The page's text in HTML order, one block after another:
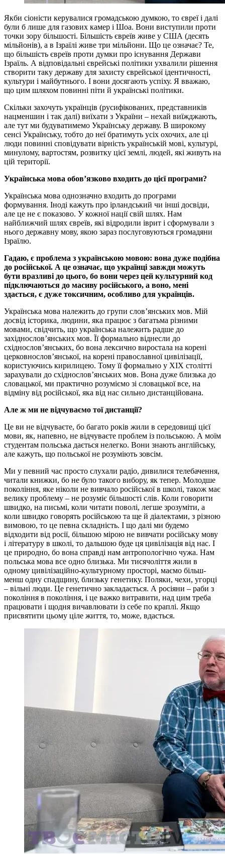
Якби сіоністи керувалися громадською думкою, то євреї і далі
були б лише для газових камер і Шоа. Вони виступили проти
точки зору більшості. Більшість євреїв живе у США (десять
мільйонів), а в Ізраїлі живе три мільйони. Що це означає? Те,
що більшість євреїв проти думки про існування Держави
Ізраїль. А відповідальні єврейські політики ухвалили рішення
створити таку державу для захисту єврейської ідентичності,
культури і майбутнього. І вони досягають успіху. Я вважаю,
що цим шляхом повинні піти й українські політики.
Скільки захочуть українців (русифікованих, представників
нацменшин і так далі) виїхати з України – нехай виїжджають,
але тут ми будуватимемо Українську державу. В широкому
сенсі Українську, тобто до неї братимуть усіх охочих, але ці
люди повинні сповідувати вірність українській мові, культурі,
минулому, вартостям, розвитку цієї землі, людей, які живуть на
цій території.
Українська мова обов’язково входить до цієї програми?
Українська мова однозначно входить до програми
формування. Іноді кажуть про ірландський чи інші досвіди,
але це не є показово. У кожної нації свій шлях. Нам
найближчий шлях євреїв, які відродили іврит і сформували з
нього державну мову, якою зараз послуговуються громадяни
Ізраїлю.
Гадаю, є проблема з українською мовою: вона дуже подібна
до російської. А це означає, що українці завжди можуть
бути вразливі до цього, бо вони через цей культурний код
підключаються до масиву російського, а воно, мені
здається, є дуже токсичним, особливо для українців.
Українська мова належить до групи слов’янських мов. Мій
досвід історика, людини, яка працює з багатьма різними
мовами, свідчить, що українська належить радше до
західнослов’янських мов. Її формально віднесли до
східнослов’янських, бо вона лексично виростала на корені
церковнослов’янської, на корені православної цивілізації,
користуючись кирилицею. Тому її формально у XIX столітті
зарахували до східнослов’янських мов. Вона дуже близька до
словацької, ми практично розуміємо зі словацької все, на
відміну від російської, яка від нас сильно дистанційована.
Але ж ми не відчуваємо тої дистанції?
Це ви не відчуваєте, бо багато років жили в середовищі цієї
мови, як, напевно, не відчуваєте проблем із польською. А моїм
студентам польська дається нелегко. Вони знають англійську,
але кажуть, що польської не розуміють зовсім.
Ми у певний час просто слухали радіо, дивилися телебачення,
читали книжки, бо не було такого вибору, як тепер. Молодше
покоління, яке ніколи не вивчало російської в школі, також має
велику проблему – не розуміє більшості слів. Коли говорити
швидко, на письмі, коли читати поволі, легше зрозуміти, а
коли швидко говорять російською та ще й діалектами, з різною
вимовою, то це певна складність. І що далі ми будемо
відходити від росії, більшою мірою не вивчати російську мову
і літературу в школі, то дальшою буде ця цивілізація від нас. І
це природно, бо вона справді нам антропологічно чужа. Нам
польська мова все одно близька. Ми тисячоліття жили в
одному цивілізаційно-культурному просторі, маємо більш-
менш одну спадщину, близьку генетику. Поляки, чехи, угорці
– вільні люди. Це генетично закладається. А росіяни – раби з
покоління в покоління, і це важко витравити, над цим треба
працювати і щодня вичавлювати із себе по краплі. Якщо
присвятити цьому ціле життя, то, може, вдасться.